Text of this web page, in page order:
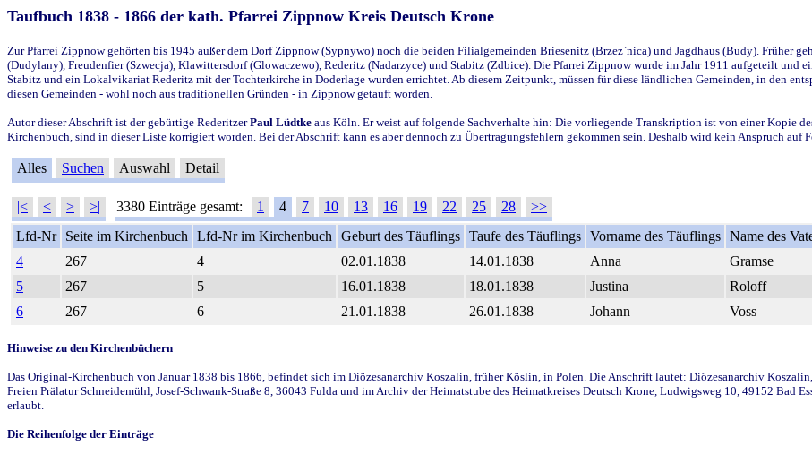
Taufbuch 1838 - 1866 der kath. Pfarrei Zippnow Kreis Deutsch Krone
Zur Pfarrei Zippnow gehörten bis 1945 außer dem Dorf Zippnow (Sypnywo) noch die beiden Filialgemeinden Briesenitz (Brzez`nica) und Jagdhaus (Budy). Früher
(Dudylany), Freudenfier (Szwecja), Klawittersdorf (Glowaczewo), Rederitz (Nadarzyce) und Stabitz (Zdbice). Die Pfarrei Zippnow wurde im Jahr 1911 aufgeteilt und
Stabitz und ein Lokalvikariat Rederitz mit der Tochterkirche in Doderlage wurden errichtet. Ab diesem Zeitpunkt, müssen für diese ländlichen Gemeinden, in den
diesen Gemeinden - wohl noch aus traditionellen Gründen - in Zippnow getauft worden.
Autor dieser Abschrift ist der gebürtige RederitzerPaul Lüdtke aus Köln. Er weist auf folgende Sachverhalte hin: Die vorliegende Transkription ist von einer Kopie
Kirchenbuch, sind in dieser Liste korrigiert worden. Bei der Abschrift kann es aber dennoch zu Übertragungsfehlern gekommen sein. Deshalb wird kein Anspruch auf
Alles Suchen Auswahl Detail
|< < > >| 3380 Einträge gesamt: 1 4 7 10 13 16 19 22 25 28
>>
Lfd-Nr
Seite im Kirchenbuch Lfd-Nr im Kirchenbuch Geburt des Täuflings Taufe des Täuflings Vorname des Täuflings Name des
4
267 4 02.01.1838 14.01.1838 Anna Gramse
5
267 5 16.01.1838 18.01.1838 Justina Roloff
6
267 6 21.01.1838 26.01.1838 Johann Voss
Hinweise zu den Kirchenbüchern
Das Original-Kirchenbuch von Januar 1838 bis 1866, befindet sich im Diözesanarchiv Koszalin, früher Köslin, in Polen. Die Anschrift lautet: Diözesanarchiv
Freien Prälatur Schneidemühl, Josef-Schwank-Straße 8, 36043 Fulda und im Archiv der Heimatstube des Heimatkreises Deutsch Krone, Ludwigsweg 10, 49152 Bad
erlaubt.
Die Reihenfolge der Einträge